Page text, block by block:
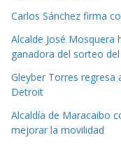
Carlos Sánchez firma
Alcalde José
ganadora del sorteo
Gleyber Torres regresa
Detroit
Alcaldía de Maracaibo
mejorar la movilidad